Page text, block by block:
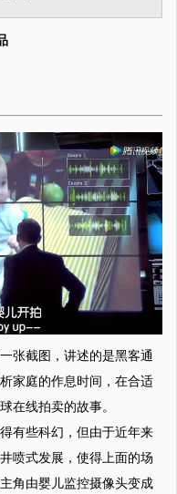
张截图，讲述的是黑客通
家庭的作息时间，在合适
在线拍卖的故事。
有些科幻，但由于近年来
喷式发展，使得上面的场
角由婴儿监控摄像头变成